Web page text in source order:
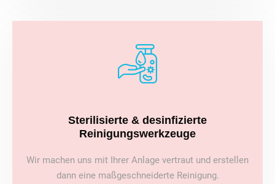
Sterilisierte & desinfizierte
Reinigungswerkzeuge
Wir machen uns mit Ihrer Anlage vertraut und erstellen
dann eine maßgeschneiderte Reinigung.